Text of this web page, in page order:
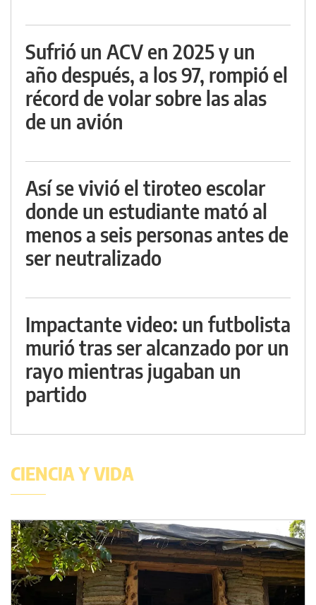
Sufrió un ACV en 2025 y un
año después, a los 97, rompió el
récord de volar sobre las alas
de un avión
Así se vivió el tiroteo escolar
donde un estudiante mató al
menos a seis personas antes de
ser neutralizado
Impactante video: un futbolista
murió tras ser alcanzado por un
rayo mientras jugaban un
partido
CIENCIA Y VIDA